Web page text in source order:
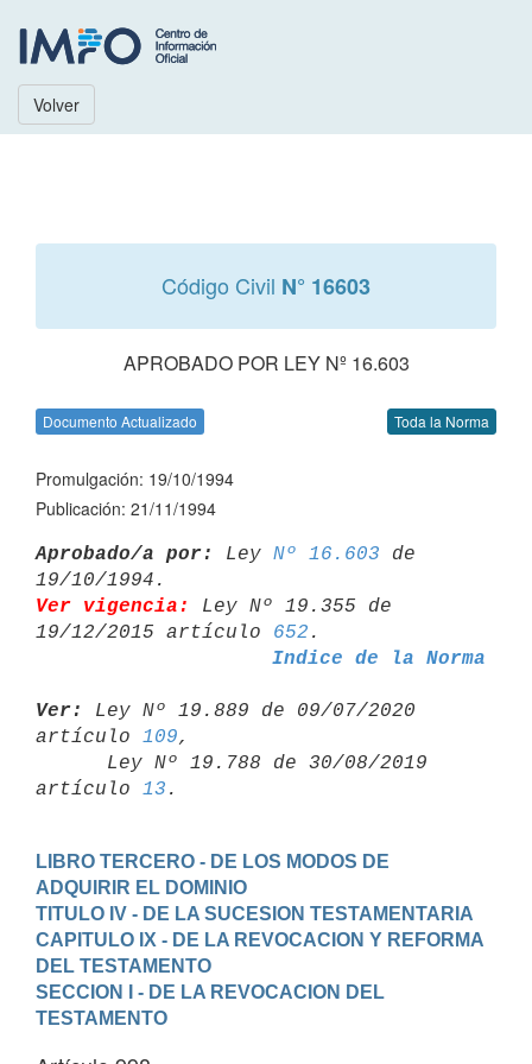
Volver
Código Civil N° 16603
APROBADO POR LEY Nº 16.603
Documento Actualizado Toda la Norma
Promulgación: 19/10/1994
Publicación: 21/11/1994
Aprobado/a por: Ley Nº 16.603 de
Ver vigencia:
Ley Nº 19.355 de
19/12/2015 artículo 652
Indice de la Norma
Ver:
Ley Nº 19.889 de 09/07/2020
artículo 109,
artículo 13
LIBRO TERCERO - DE LOS MODOS DE
ADQUIRIR EL DOMINIO
TITULO IV - DE LA SUCESION TESTAMENTARIA
CAPITULO IX - DE LA REVOCACION Y REFORMA
DEL TESTAMENTO
SECCION I - DE LA REVOCACION DEL
TESTAMENTO